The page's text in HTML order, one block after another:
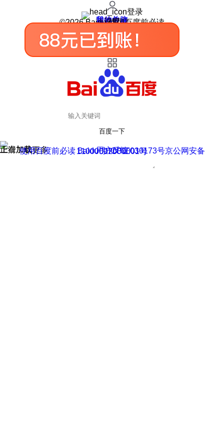
登录
我的关注
我的收藏
皮肤中心
用户反馈
设置
©2026 Baidu 使用百度前必读
百度一下
正在加载
上滑加载更多 用户反馈
使用百度前必读 Baidu 京ICP证030173号
京公网安备11000002000001号